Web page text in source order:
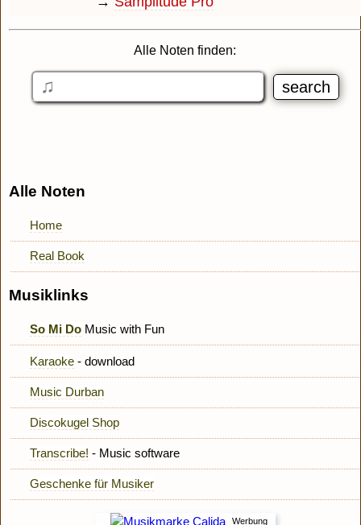
Alle Noten finden:
Alle Noten
Home
Real Book
Musiklinks
So Mi Do Music with Fun
Karaoke - download
Music Durban
Discokugel Shop
Transcribe! - Music software
Geschenke für Musiker